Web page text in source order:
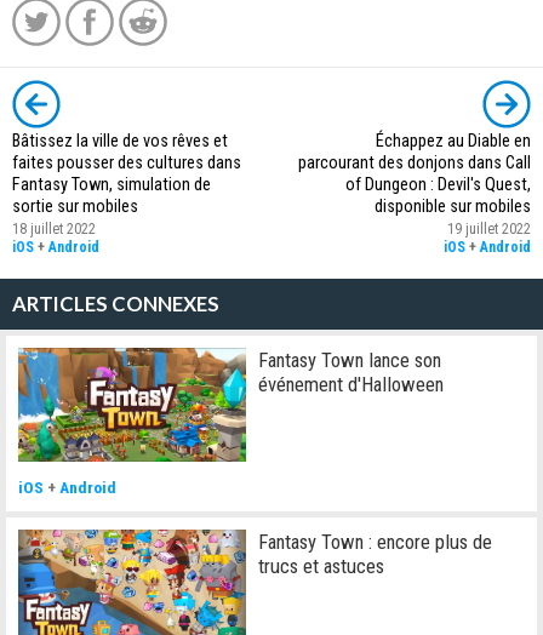
Bâtissez la ville de vos rêves et
faites pousser des cultures dans
Fantasy Town, simulation de
sortie sur mobiles
18 juillet 2022
iOS + Android
Échappez au Diable en
parcourant des donjons dans Call
of Dungeon : Devil's Quest,
disponible sur mobiles
19 juillet 2022
iOS + Android
ARTICLES CONNEXES
Fantasy Town lance son
événement d'Halloween
iOS + Android
Fantasy Town : encore plus de
trucs et astuces